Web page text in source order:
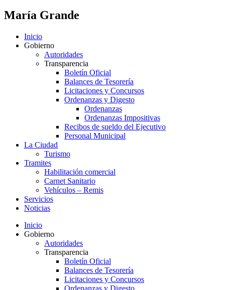
María Grande
Inicio
Gobierno
Autoridades
Transparencia
Boletín Oficial
Balances de Tesorería
Licitaciones y Concursos
Ordenanzas y Digesto
Ordenanzas
Ordenanzas Impositivas
Recibos de sueldo del Ejecutivo
Personal Municipal
La Ciudad
Turismo
Tramites
Habilitación comercial
Carnet Sanitario
Vehículos – Remis
Servicios
Noticias
Inicio
Gobierno
Autoridades
Transparencia
Boletín Oficial
Balances de Tesorería
Licitaciones y Concursos
Ordenanzas y Digesto